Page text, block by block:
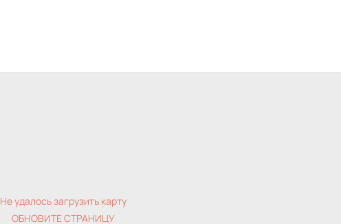
Не удалось загрузить карту
ОБНОВИТЕ СТРАНИЦУ